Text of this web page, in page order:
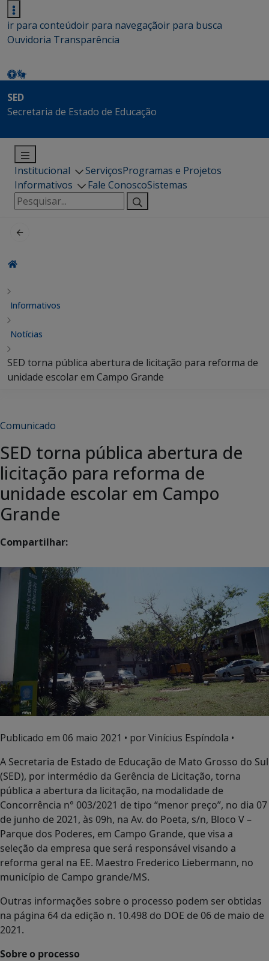
ir para conteúdoir para navegaçãoir para busca
Ouvidoria Transparência
SED
Secretaria de Estado de Educação
Institucional ServiçosProgramas e Projetos
Informativos
Fale ConoscoSistemas
Pesquisar
por:
Informativos
Notícias
SED torna pública abertura de licitação para reforma de
unidade escolar em Campo Grande
Comunicado
SED torna pública abertura de
licitação para reforma de
unidade escolar em Campo
Grande
Compartilhar:
Publicado em 06 maio 2021 • por Vinícius Espíndola •
A Secretaria de Estado de Educação de Mato Grosso do Sul
(SED), por intermédio da Gerência de Licitação, torna
pública a abertura da licitação, na modalidade de
Concorrência n° 003/2021 de tipo “menor preço”, no dia 07
de junho de 2021, às 09h, na Av. do Poeta, s/n, Bloco V –
Parque dos Poderes, em Campo Grande, que visa a
seleção da empresa que será responsável visando a
reforma geral na EE. Maestro Frederico Liebermann, no
município de Campo grande/MS.
Outras informações sobre o processo podem ser obtidas
na página 64 da edição n. 10.498 do DOE de 06 de maio de
2021.
Sobre o processo